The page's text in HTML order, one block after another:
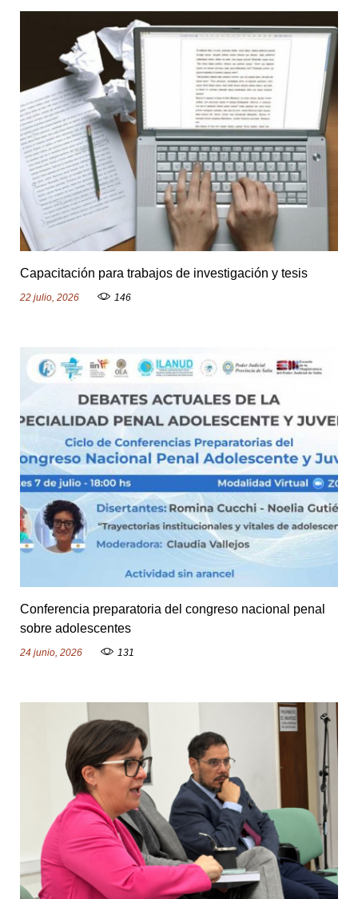
Capacitación para trabajos de investigación y tesis
22 julio, 2026 146
Conferencia preparatoria del congreso nacional penal
sobre adolescentes
24 junio, 2026 131